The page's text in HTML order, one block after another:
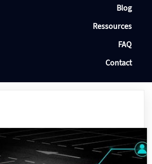
Blog
Ressources
FAQ
Contact